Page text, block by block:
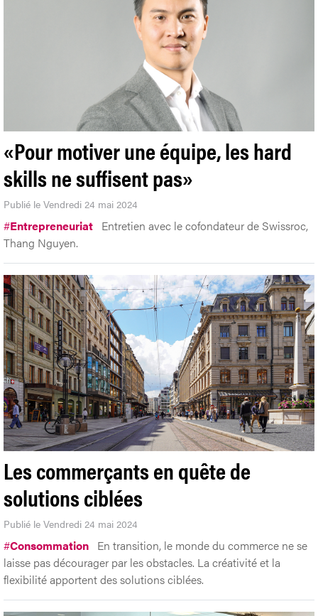
«Pour motiver une équipe, les hard
skills ne suffisent pas»
Publié le Vendredi 24 mai 2024
#Entrepreneuriat Entretien avec le cofondateur de Swissroc,
Thang Nguyen.
Les commerçants en quête de
solutions ciblées
Publié le Vendredi 24 mai 2024
#Consommation En transition, le monde du commerce ne se
laisse pas décourager par les obstacles. La créativité et la
flexibilité apportent des solutions ciblées.